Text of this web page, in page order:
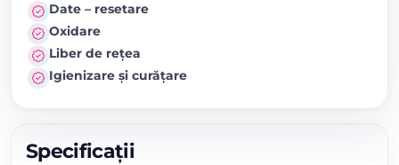
Date – resetare
Oxidare
Liber de rețea
Igienizare și curățare
Specificații